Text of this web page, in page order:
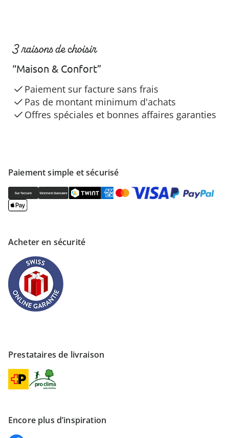
Paiement simple et sécurisé
Acheter en sécurité
Prestataires de livraison
Encore plus d’inspiration
3 raisons de choisir
“Maison & Confort”
Paiement sur facture sans frais
Pas de montant minimum d'achats
Offres spéciales et bonnes affaires garanties